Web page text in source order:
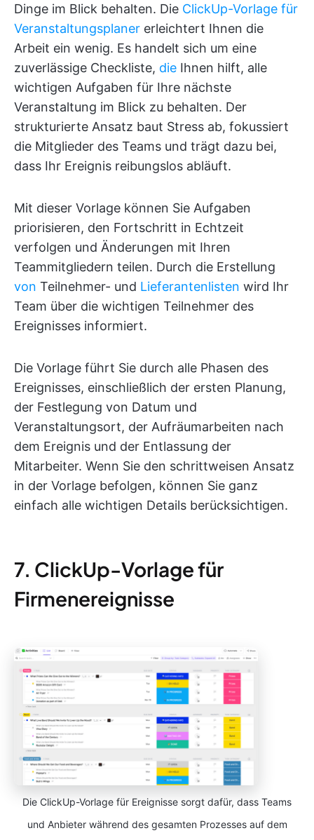
Dinge im Blick behalten. Die ClickUp-Vorlage für
Veranstaltungsplaner erleichtert Ihnen die
Arbeit ein wenig. Es handelt sich um eine
zuverlässige Checkliste, die Ihnen hilft, alle
wichtigen Aufgaben für Ihre nächste
Veranstaltung im Blick zu behalten. Der
strukturierte Ansatz baut Stress ab, fokussiert
die Mitglieder des Teams und trägt dazu bei,
dass Ihr Ereignis reibungslos abläuft.
Mit dieser Vorlage können Sie Aufgaben
priorisieren, den Fortschritt in Echtzeit
verfolgen und Änderungen mit Ihren
Teammitgliedern teilen. Durch die Erstellung
von Teilnehmer- und Lieferantenlisten wird Ihr
Team über die wichtigen Teilnehmer des
Ereignisses informiert.
Die Vorlage führt Sie durch alle Phasen des
Ereignisses, einschließlich der ersten Planung,
der Festlegung von Datum und
Veranstaltungsort, der Aufräumarbeiten nach
dem Ereignis und der Entlassung der
Mitarbeiter. Wenn Sie den schrittweisen Ansatz
in der Vorlage befolgen, können Sie ganz
einfach alle wichtigen Details berücksichtigen.
7. ClickUp-Vorlage für
Firmenereignisse
Die ClickUp-Vorlage für Ereignisse sorgt dafür, dass Teams
und Anbieter während des gesamten Prozesses auf dem